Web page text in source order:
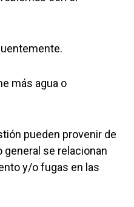
más agua o
pueden provenir de
se relacionan
y/o fugas en las